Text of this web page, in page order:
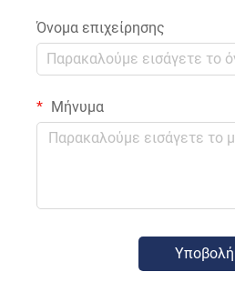
Όνομα επιχείρησης
Μήνυμα
Υποβολή